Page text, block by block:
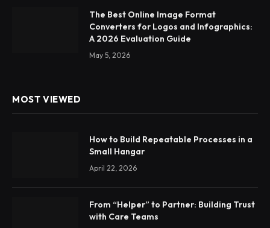
The Best Online Image Format
Converters for Logos and Infographics:
A 2026 Evaluation Guide
May 5, 2026
MOST VIEWED
How to Build Repeatable Processes in a
Small Hangar
April 22, 2026
From “Helper” to Partner: Building Trust
with Care Teams